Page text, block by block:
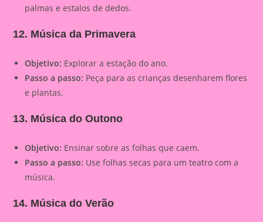
palmas e estalos de dedos.
12. Música da Primavera
Objetivo: Explorar a estação do ano.
Passo a passo: Peça para as crianças desenharem flores
e plantas.
13. Música do Outono
Objetivo: Ensinar sobre as folhas que caem.
Passo a passo: Use folhas secas para um teatro com a
música.
14. Música do Verão